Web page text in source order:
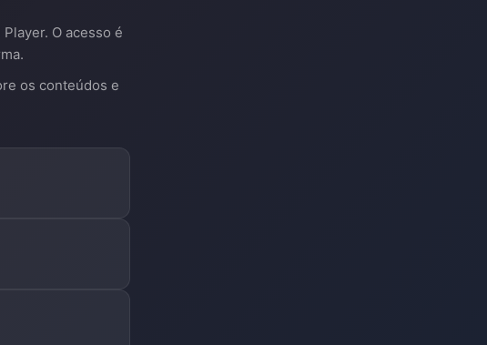
O acesso é
os conteúdos e